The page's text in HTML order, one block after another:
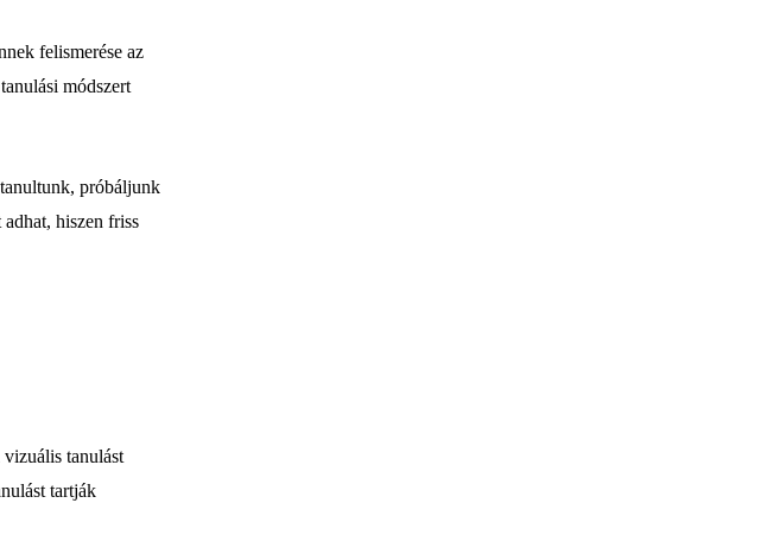
felismerése az
módszert
próbáljunk
hiszen friss
tanulást
tartják